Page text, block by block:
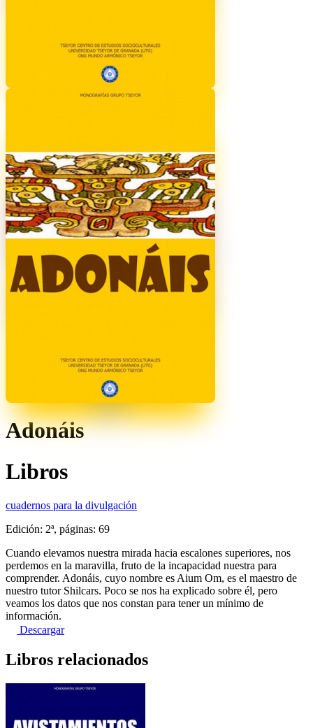
Adonáis
Libros
cuadernos para la divulgación
Edición: 2ª, páginas: 69
Cuando elevamos nuestra mirada hacia escalones superiores, nos
perdemos en la maravilla, fruto de la incapacidad nuestra para
comprender. Adonáis, cuyo nombre es Aium Om, es el maestro de
nuestro tutor Shilcars. Poco se nos ha explicado sobre él, pero
veamos los datos que nos constan para tener un mínimo de
información.
Descargar
Libros relacionados